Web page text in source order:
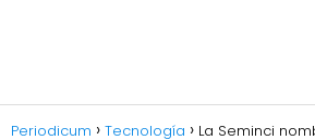
Periodicum Tecnología La Seminci